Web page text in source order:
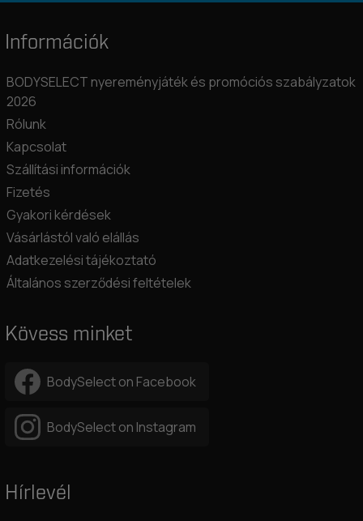
Információk
BODYSELECT nyereményjáték és promóciós szabályzatok
2026
Rólunk
Kapcsolat
Szállítási információk
Fizetés
Gyakori kérdések
Vásárlástól való elállás
Adatkezelési tájékoztató
Általános szerződési feltételek
Kövess minket
BodySelect on Facebook
BodySelect on Instagram
Hírlevél